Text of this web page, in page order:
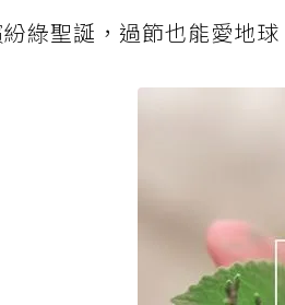
綠聖誕，過節也能愛地